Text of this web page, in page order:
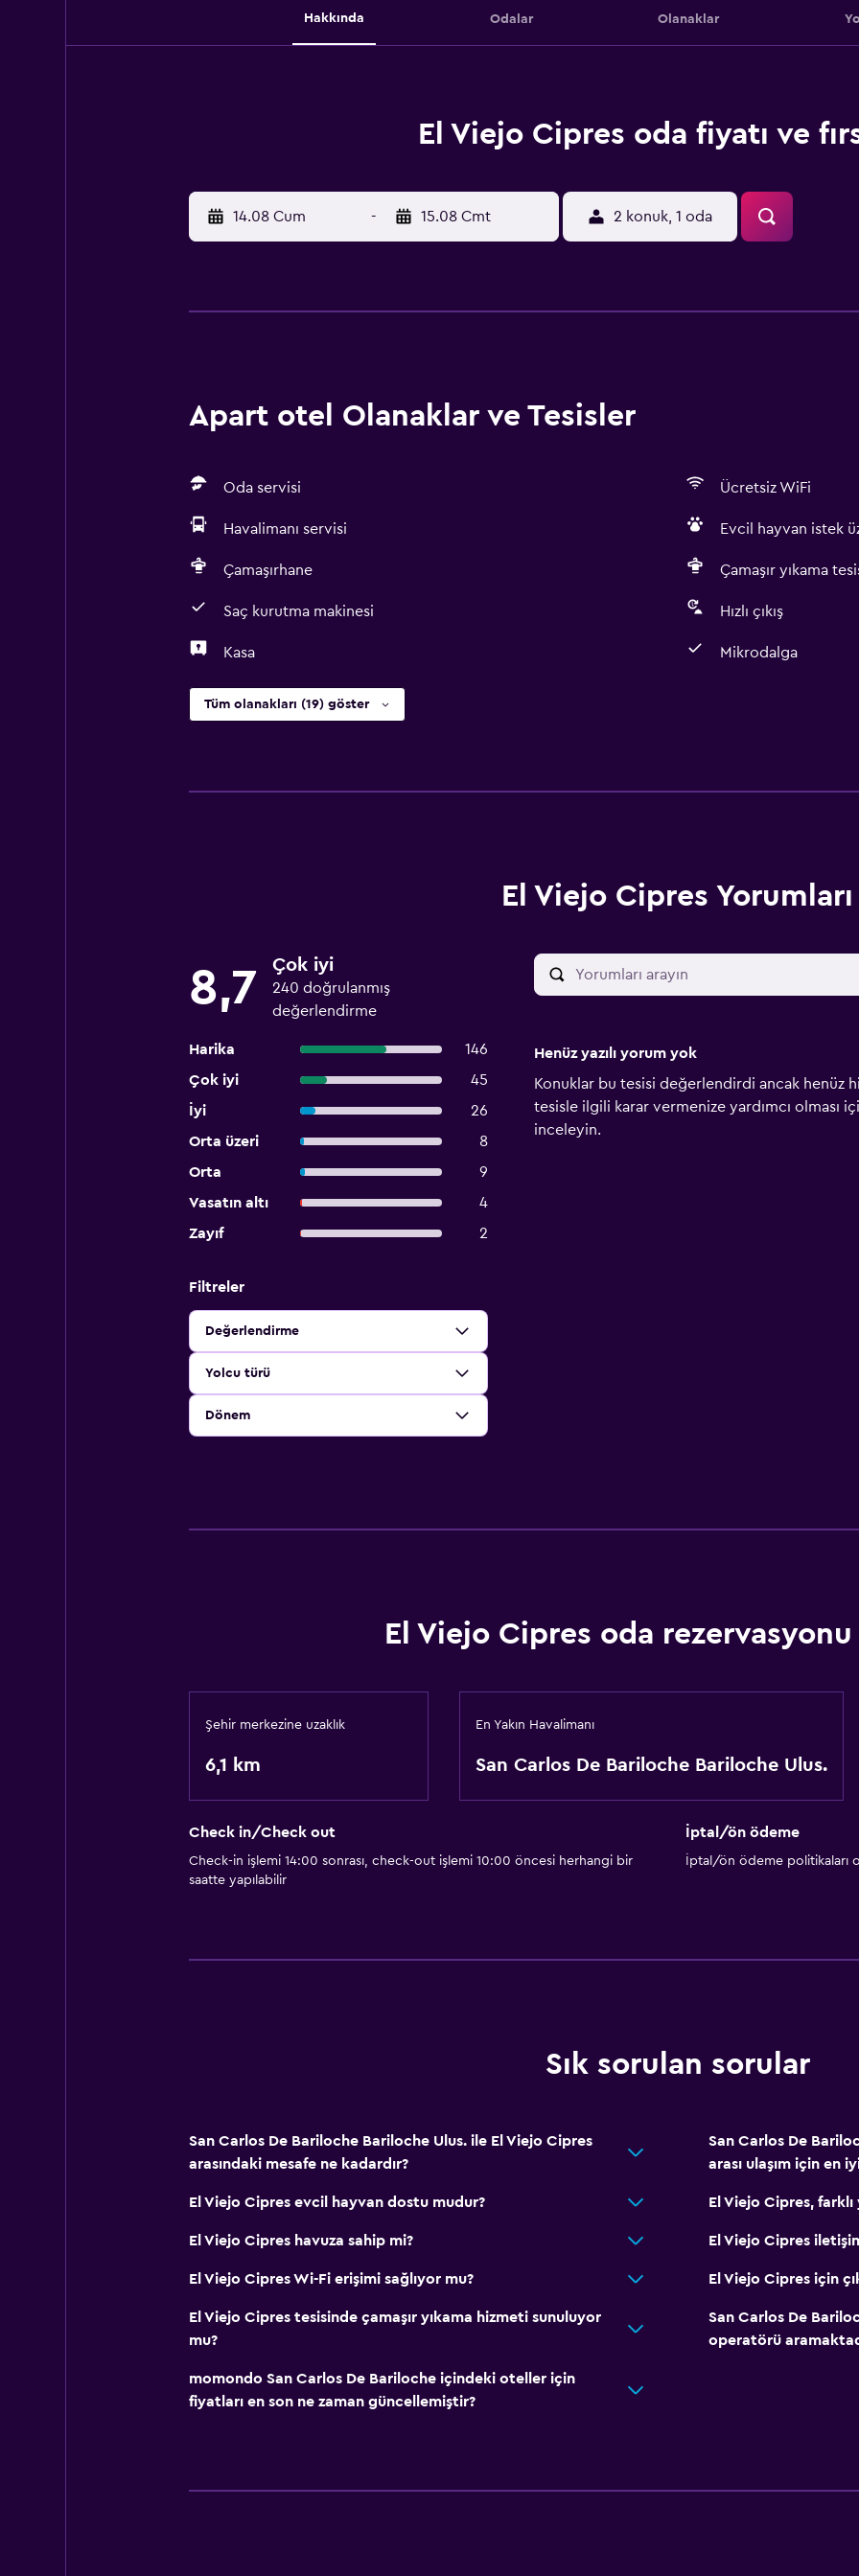
Hakkında Odalar Olanaklar
El Viejo Cipres oda fiyatı ve
14.08 Cum - 15.08 Cmt 2 konuk, 1 oda
Apart otel Olanaklar ve Tesisler
Oda servisi Ücretsiz WiFi
Havalimanı servisi Evcil hayvan istek
Çamaşırhane Çamaşır yıkama
Saç kurutma makinesi Hızlı çıkış
Kasa Mikrodalga
Tüm olanakları (19) göster
El Viejo Cipres Yorumları
8,7 Çok iyi
240 doğrulanmış
değerlendirme
Harika
146
Çok iyi
45
İyi
26
Orta üzeri
8
Orta
9
Vasatın altı
4
Zayıf
2
Filtreler
Değerlendirme
Yolcu türü
Dönem
Henüz yazılı yorum yok
Konuklar bu tesisi değerlendirdi ancak henüz
tesisle ilgili karar vermenize yardımcı olması
inceleyin.
El Viejo Cipres oda
Şehir merkezine uzaklık
6,1 km
En Yakın Havalimanı
San Carlos De Bariloche Bariloche Ulus.
Check in/Check out
Check-in işlemi 14:00 sonrası, check-out işlemi 10:00 öncesi herhangi bir
saatte yapılabilir
İptal/ön ödeme
İptal/ön ödeme politikaları
Sık sorulan sorular
San Carlos De Bariloche Bariloche Ulus. ile El Viejo Cipres
arasındaki mesafe ne kadardır?
San Carlos De
arası ulaşım için en
El Viejo Cipres evcil hayvan dostu mudur? El Viejo Cipres,
El Viejo Cipres havuza sahip mi? El Viejo Cipres
El Viejo Cipres Wi-Fi erişimi sağlıyor mu? El Viejo Cipres için
El Viejo Cipres tesisinde çamaşır yıkama hizmeti sunuluyor
mu?
San Carlos De
operatörü
momondo San Carlos De Bariloche içindeki oteller için
fiyatları en son ne zaman güncellemiştir?